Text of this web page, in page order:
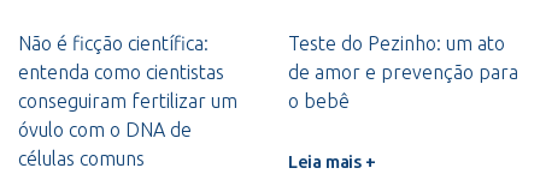
Não é ficção científica:
entenda como cientistas
conseguiram fertilizar um
óvulo com o DNA de
células comuns
Teste do Pezinho: um ato
de amor e prevenção para
o bebê
Leia mais +